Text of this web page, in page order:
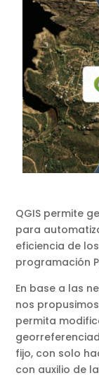
QGIS permite
para
eficiencia de
programación
En base a las
nos
permita
fijo, con solo
con auxilio de